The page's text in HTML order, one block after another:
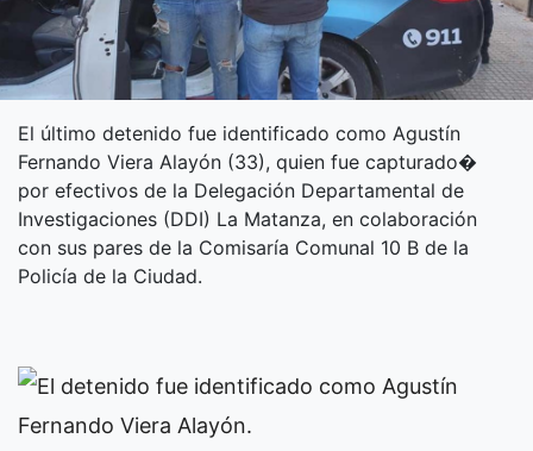
El último detenido fue identificado como Agustín
Fernando Viera Alayón (33), quien fue capturado�
por efectivos de la Delegación Departamental de
Investigaciones (DDI) La Matanza, en colaboración
con sus pares de la Comisaría Comunal 10 B de la
Policía de la Ciudad.